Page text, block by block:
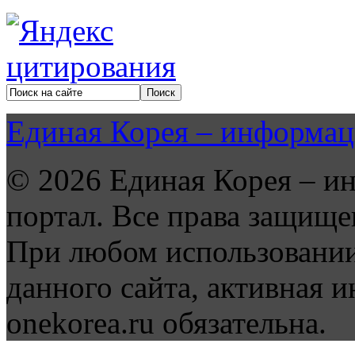
Единая Корея –
© 2026 Единая Корея –
портал. Все права
При любом
данного сайта, активная
onekorea.ru обязательна.